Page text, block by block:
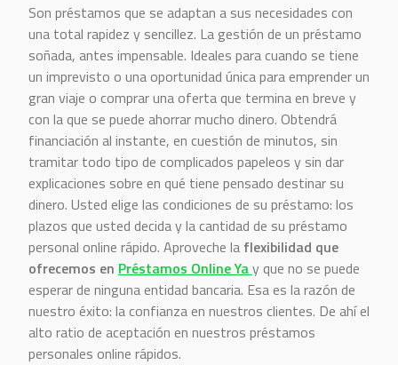
Son préstamos que se adaptan a sus necesidades con
una total rapidez y sencillez. La gestión de un préstamo
soñada, antes impensable. Ideales para cuando se tiene
un imprevisto o una oportunidad única para emprender un
gran viaje o comprar una oferta que termina en breve y
con la que se puede ahorrar mucho dinero. Obtendrá
financiación al instante, en cuestión de minutos, sin
tramitar todo tipo de complicados papeleos y sin dar
explicaciones sobre en qué tiene pensado destinar su
dinero. Usted elige las condiciones de su préstamo: los
plazos que usted decida y la cantidad de su préstamo
personal online rápido. Aproveche la flexibilidad que
ofrecemos en Préstamos Online Yay que no se puede
esperar de ninguna entidad bancaria. Esa es la razón de
nuestro éxito: la confianza en nuestros clientes. De ahí el
alto ratio de aceptación en nuestros préstamos
personales online rápidos.